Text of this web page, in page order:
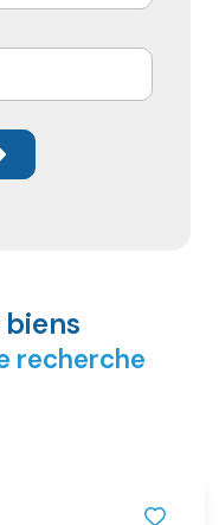
recherche